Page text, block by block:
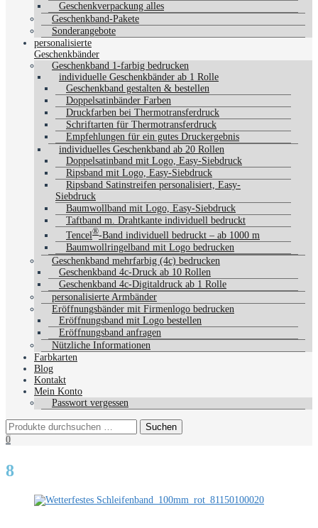
Geschenkverpackung alles
Geschenkband-Pakete
Sonderangebote
personalisierte
Geschenkbänder
Geschenkband 1-farbig bedrucken
individuelle Geschenkbänder ab 1 Rolle
Geschenkband gestalten & bestellen
Doppelsatinbänder Farben
Druckfarben bei Thermotransferdruck
Schriftarten für Thermotransferdruck
Empfehlungen für ein gutes Druckergebnis
individuelles Geschenkband ab 20 Rollen
Doppelsatinband mit Logo, Easy-Siebdruck
Ripsband mit Logo, Easy-Siebdruck
Ripsband Satinstreifen personalisiert, Easy-
Siebdruck
Baumwollband mit Logo, Easy-Siebdruck
Taftband m. Drahtkante individuell bedruckt
Tencel®-Band individuell bedruckt – ab 1000 m
Baumwollringelband mit Logo bedrucken
Geschenkband mehrfarbig (4c) bedrucken
Geschenkband 4c-Druck ab 10 Rollen
Geschenkband 4c-Digitaldruck ab 1 Rolle
personalisierte Armbänder
Eröffnungsbänder mit Firmenlogo bedrucken
Eröffnungsband mit Logo bestellen
Eröffnungsband anfragen
Nützliche Informationen
Farbkarten
Blog
Kontakt
Mein Konto
Passwort vergessen
0
8